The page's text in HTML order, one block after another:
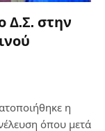
Δ.Σ. στην
η
όπου μετά